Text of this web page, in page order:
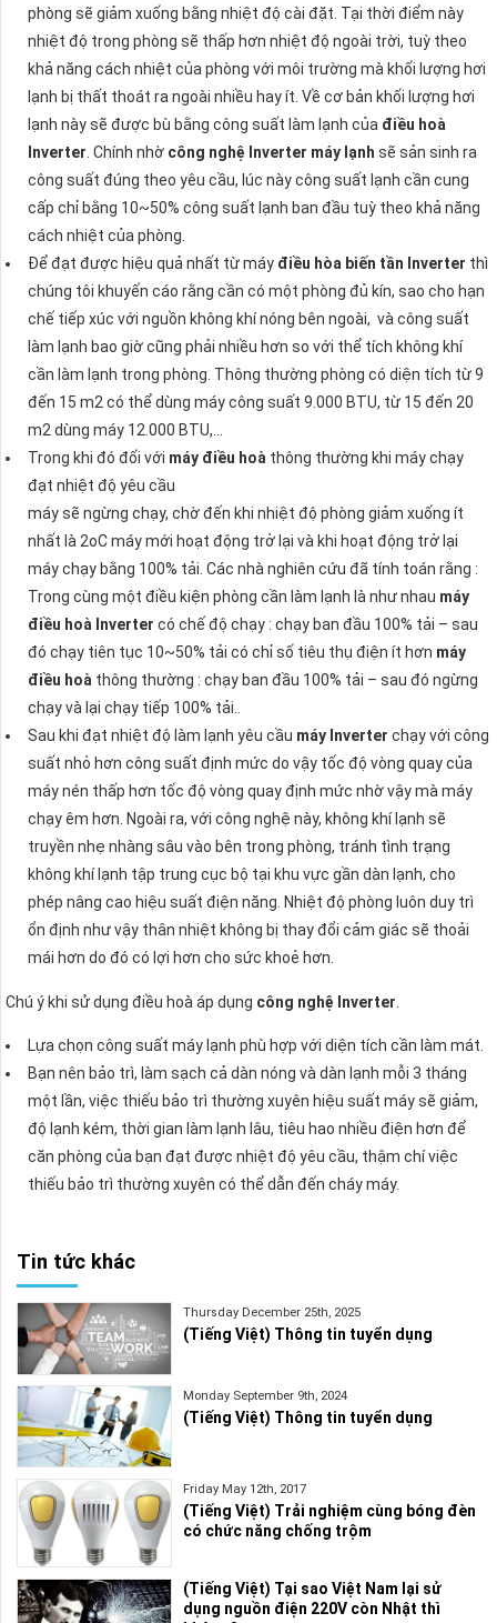
phòng sẽ giảm xuống bằng nhiệt độ cài đặt. Tại thời điểm này
nhiệt độ trong phòng sẽ thấp hơn nhiệt độ ngoài trời, tuỳ theo
khả năng cách nhiệt của phòng với môi trường mà khối lượng hơi
lạnh bị thất thoát ra ngoài nhiều hay ít. Về cơ bản khối lượng hơi
lạnh này sẽ được bù bằng công suất làm lạnh của điều hoà
Inverter . Chính nhờ công nghệ Inverter máy lạnh sẽ sản sinh ra
công suất đúng theo yêu cầu, lúc này công suất lạnh cần cung
cấp chỉ bằng 10~50% công suất lạnh ban đầu tuỳ theo khả năng
cách nhiệt của phòng.
Để đạt được hiệu quả nhất từ máy điều hòa biến tần Inverter thì
chúng tôi khuyến cáo rằng cần có một phòng đủ kín, sao cho hạn
chế tiếp xúc với nguồn không khí nóng bên ngoài, và công suất
làm lạnh bao giờ cũng phải nhiều hơn so với thể tích không khí
cần làm lạnh trong phòng. Thông thường phòng có diện tích từ 9
đến 15 m2 có thể dùng máy công suất 9.000 BTU, từ 15 đến 20
m2 dùng máy 12.000 BTU,…
Trong khi đó đối với máy điều hoà thông thường khi máy chạy
đạt nhiệt độ yêu cầu
máy sẽ ngừng chạy, chờ đến khi nhiệt độ phòng giảm xuống ít
nhất là 2oC máy mới hoạt động trở lại và khi hoạt động trở lại
máy chạy bằng 100% tải. Các nhà nghiên cứu đã tính toán rằng :
Trong cùng một điều kiện phòng cần làm lạnh là như nhau máy
điều hoà Inverter có chế độ chạy : chạy ban đầu 100% tải – sau
đó chạy tiên tục 10~50% tải có chỉ số tiêu thụ điện ít hơn máy
điều hoà thông thường : chạy ban đầu 100% tải – sau đó ngừng
chạy và lại chạy tiếp 100% tải..
Sau khi đạt nhiệt độ làm lạnh yêu cầu máy Inverter chạy với công
suất nhỏ hơn công suất định mức do vậy tốc độ vòng quay của
máy nén thấp hơn tốc độ vòng quay định mức nhờ vậy mà máy
chạy êm hơn. Ngoài ra, với công nghệ này, không khí lạnh sẽ
truyền nhẹ nhàng sâu vào bên trong phòng, tránh tình trạng
không khí lạnh tập trung cục bộ tại khu vực gần dàn lạnh, cho
phép nâng cao hiệu suất điện năng. Nhiệt độ phòng luôn duy trì
ổn định như vậy thân nhiệt không bị thay đổi cảm giác sẽ thoải
mái hơn do đó có lợi hơn cho sức khoẻ hơn.
Chú ý khi sử dụng điều hoà áp dụng công nghệ Inverter
Lựa chọn công suất máy lạnh phù hợp với diện tích cần làm mát.
Bạn nên bảo trì, làm sạch cả dàn nóng và dàn lạnh mỗi 3 tháng
một lần, việc thiếu bảo trì thường xuyên hiệu suất máy sẽ giảm,
độ lạnh kém, thời gian làm lạnh lâu, tiêu hao nhiều điện hơn để
căn phòng của bạn đạt được nhiệt độ yêu cầu, thậm chí việc
thiếu bảo trì thường xuyên có thể dẫn đến cháy máy.
Tin tức khác
Thursday December 25th, 2025
(Tiếng Việt) Thông tin tuyển dụng
Monday September 9th, 2024
(Tiếng Việt) Thông tin tuyển dụng
Friday May 12th, 2017
(Tiếng Việt) Trải nghiệm cùng bóng đèn
có chức năng chống trộm
(Tiếng Việt) Tại sao Việt Nam lại sử
dụng nguồn điện 220V còn Nhật thì